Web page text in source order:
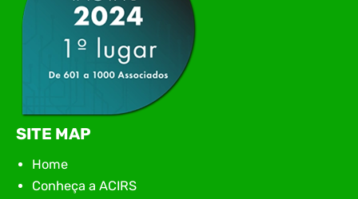
SITE MAP
Home
Conheça a ACIRS